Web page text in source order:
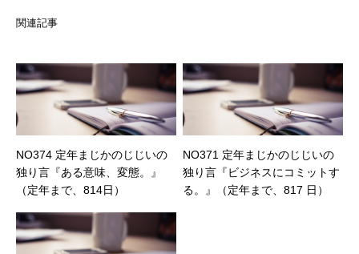
関連記事
NO374 定年まじかのじじいの
独り言『ある意味、変態。』
（定年まで、814日）
NO371 定年まじかのじじいの
独り言『ビジネスにコミットす
る。』（定年まで、817 日）